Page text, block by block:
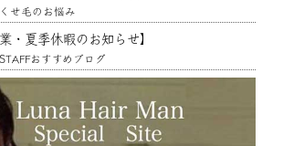
くせ毛のお悩み
・夏季休暇のお知らせ】
STAFFおすすめブログ